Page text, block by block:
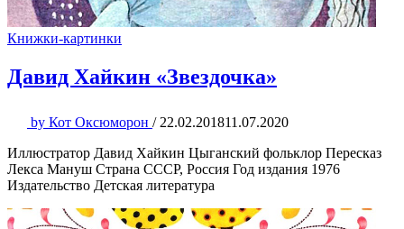
Книжки-картинки
Давид Хайкин «Звездочка»
by Кот Оксюморон / 22.02.201811.07.2020
Иллюстратор Давид Хайкин Цыганский фольклор Пересказ
Лекса Мануш Страна СССР, Россия Год издания 1976
Издательство Детская литература